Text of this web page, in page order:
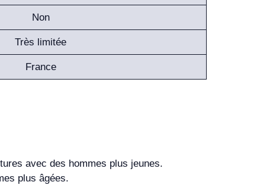
Non
Très limitée
France
avec des hommes plus jeunes.
plus âgées.